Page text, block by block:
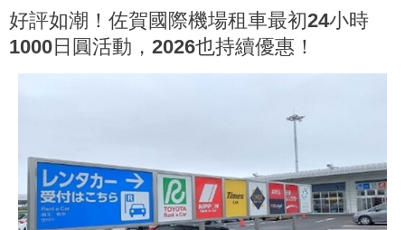
好評如潮！佐賀國際機場租車最初24小時
1000日圓活動，2026也持續優惠！